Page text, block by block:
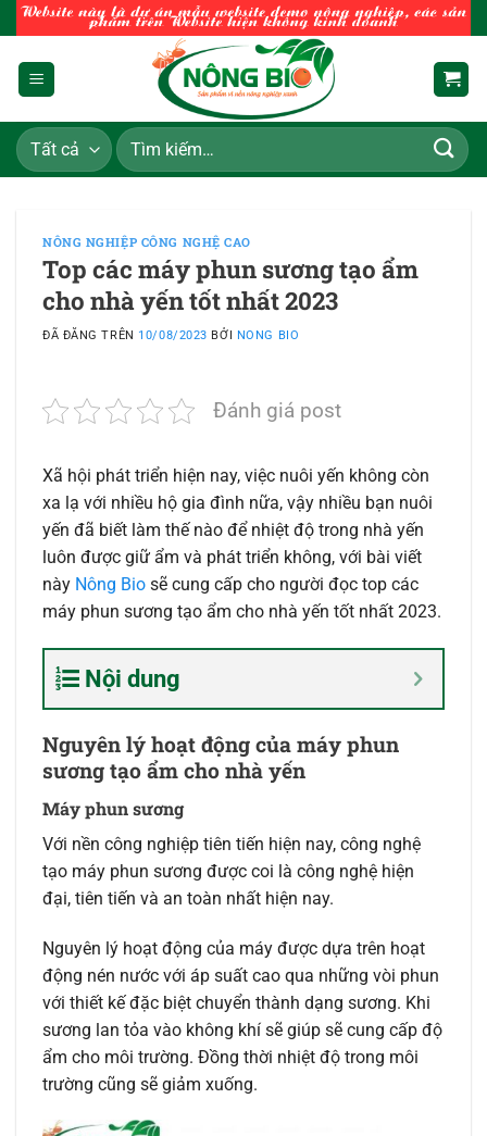
Chuyển
đến
nội
dung
Tìm
kiếm:
NÔNG NGHIỆP CÔNG NGHỆ CAO
Top các máy phun sương tạo ẩm
cho nhà yến tốt nhất 2023
ĐÃ ĐĂNG TRÊN 10/08/2023 BỞI NONG BIO
Đánh giá post
Xã hội phát triển hiện nay, việc nuôi yến không còn
xa lạ với nhiều hộ gia đình nữa, vậy nhiều bạn nuôi
yến đã biết làm thế nào để nhiệt độ trong nhà yến
luôn được giữ ẩm và phát triển không, với bài viết
này Nông Bio sẽ cung cấp cho người đọc top các
máy phun sương tạo ẩm cho nhà yến tốt nhất 2023.
Nội dung
Nguyên lý hoạt động của máy phun
sương tạo ẩm cho nhà yến
Máy phun sương
Với nền công nghiệp tiên tiến hiện nay, công nghệ
tạo máy phun sương được coi là công nghệ hiện
đại, tiên tiến và an toàn nhất hiện nay.
Nguyên lý hoạt động của máy được dựa trên hoạt
động nén nước với áp suất cao qua những vòi phun
với thiết kế đặc biệt chuyển thành dạng sương. Khi
sương lan tỏa vào không khí sẽ giúp sẽ cung cấp độ
ẩm cho môi trường. Đồng thời nhiệt độ trong môi
trường cũng sẽ giảm xuống.